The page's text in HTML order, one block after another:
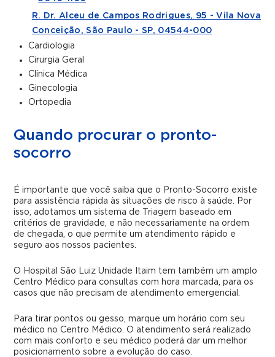
R. Dr. Alceu de Campos Rodrigues, 95 - Vila Nova
Conceição, São Paulo - SP, 04544-000
Cardiologia
Cirurgia Geral
Clínica Médica
Ginecologia
Ortopedia
Quando procurar o pronto-
socorro
É importante que você saiba que o Pronto-Socorro existe
para assistência rápida às situações de risco à saúde. Por
isso, adotamos um sistema de Triagem baseado em
critérios de gravidade, e não necessariamente na ordem
de chegada, o que permite um atendimento rápido e
seguro aos nossos pacientes.
O Hospital São Luiz Unidade Itaim tem também um amplo
Centro Médico para consultas com hora marcada, para os
casos que não precisam de atendimento emergencial.
Para tirar pontos ou gesso, marque um horário com seu
médico no Centro Médico. O atendimento será realizado
com mais conforto e seu médico poderá dar um melhor
posicionamento sobre a evolução do caso.